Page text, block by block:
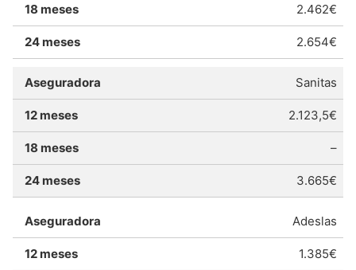
2.462€
2.654€
Sanitas
2.123,5€
–
3.665€
Adeslas
1.385€